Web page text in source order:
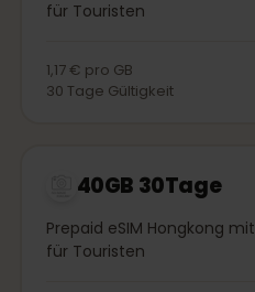
für Touristen
1,17 € pro GB
30 Tage Gültigkeit
40GB 30Tage
Prepaid eSIM Hongkong
für Touristen